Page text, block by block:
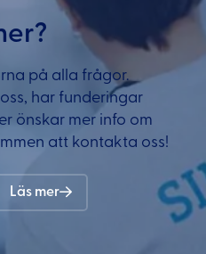
på alla frågor.
har funderingar
önskar mer info om
att kontakta oss!
Läs mer